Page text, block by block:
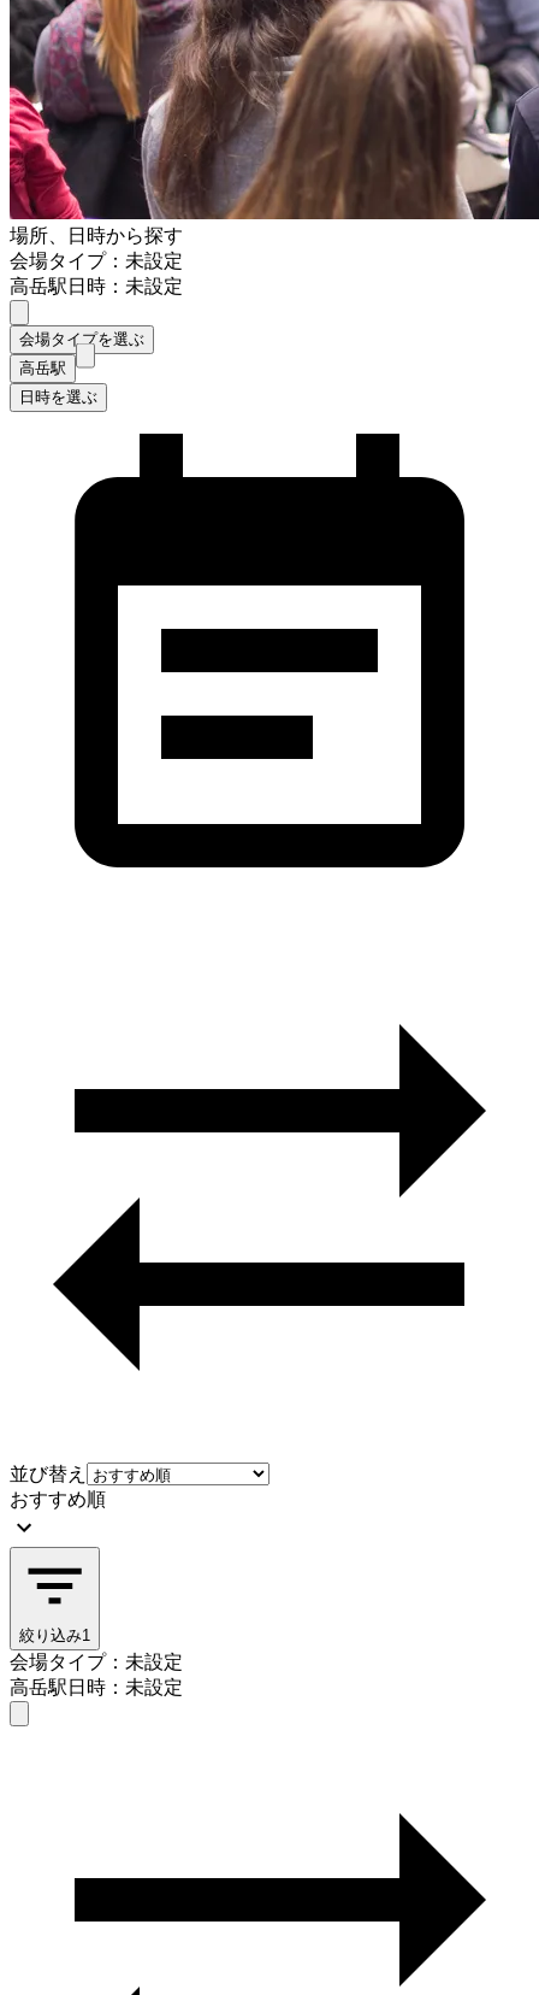
場所、日時から探す
会場タイプ：未設定
高岳駅日時：未設定
会場タイプを選ぶ
高岳駅
日時を選ぶ
並び替え
おすすめ順
絞り込み1
会場タイプ：未設定
高岳駅日時：未設定